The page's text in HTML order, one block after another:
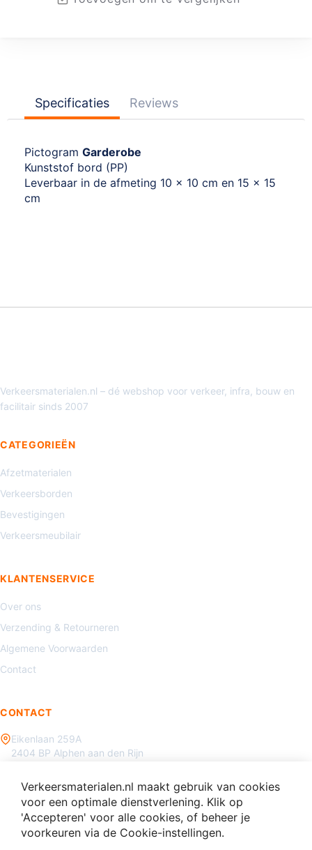
Specificaties Reviews
Pictogram Garderobe
Kunststof bord (PP)
Leverbaar in de afmeting 10 x 10 cm en 15 x 15
cm
Verkeersmaterialen.nl – dé webshop voor verkeer, infra, bouw en
facilitair sinds 2007
CATEGORIEËN
Afzetmaterialen
Verkeersborden
Bevestigingen
Verkeersmeubilair
KLANTENSERVICE
Over ons
Verzending & Retourneren
Algemene Voorwaarden
Contact
CONTACT
Eikenlaan 259A
2404 BP Alphen aan den Rijn
info@verkeersmaterialen.nl
Verkeersmaterialen.nl maakt gebruik van cookies
voor een optimale dienstverlening. Klik op
'Accepteren' voor alle cookies, of beheer je
voorkeuren via de Cookie-instellingen.